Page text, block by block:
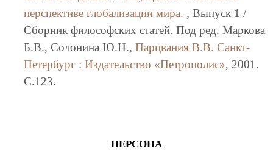
перспективе глобализации мира. , Выпуск 1 /
Сборник философских статей. Под ред. Маркова
Б.В., Солонина Ю.Н., Парцвания В.В. Санкт-
Петербург: Издательство «Петрополис», 2001.
C.123.
ПЕРСОНА